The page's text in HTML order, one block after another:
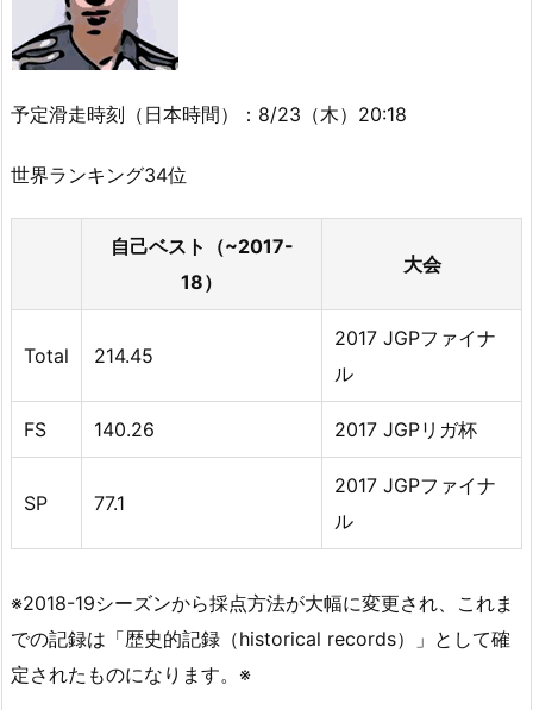
予定滑走時刻（日本時間）：8/23（木）20:18
世界ランキング34位
自己ベスト（~2017-
18）
大会
Total 214.45
2017 JGPファイナ
ル
FS 140.26 2017 JGPリガ杯
SP 77.1
2017 JGPファイナ
ル
※2018-19シーズンから採点方法が大幅に変更され、これま
での記録は「歴史的記録（historical records）」として確
定されたものになります。※